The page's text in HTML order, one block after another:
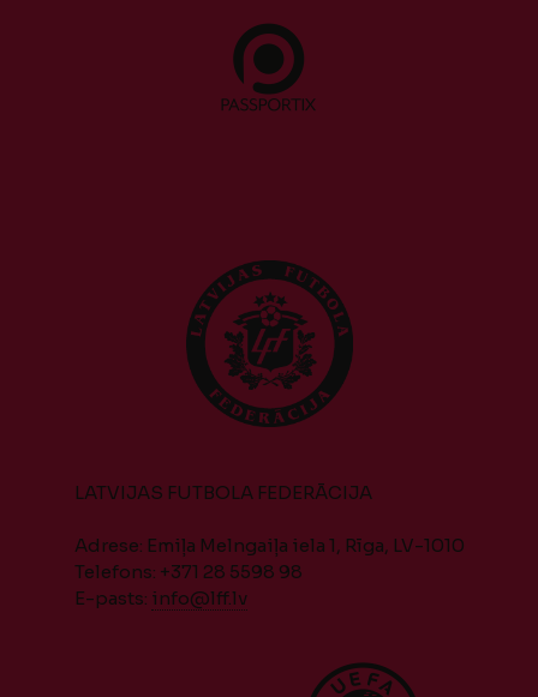
LATVIJAS FUTBOLA FEDERĀCIJA
Adrese: Emiļa Melngaiļa iela 1, Rīga, LV-1010
Telefons: +371 28 5598 98
E-pasts: info@lff.lv